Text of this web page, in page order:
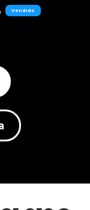
Vendido